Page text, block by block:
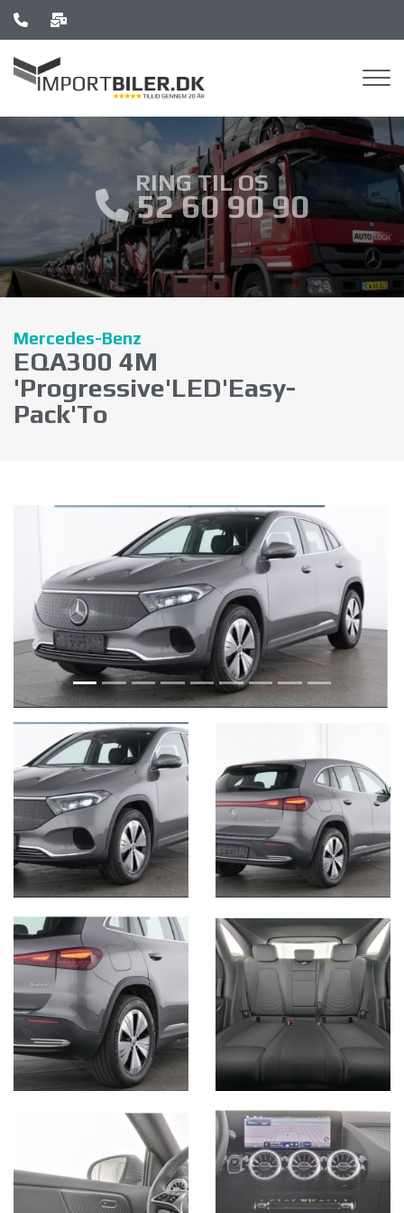
Skip
to
main
content
RING TIL OS
52 60 90 90
Mercedes-Benz
EQA300 4M
'Progressive'LED'Easy-
Pack'To